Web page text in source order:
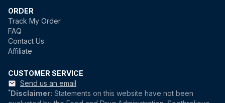
ORDER
Track My Order
FAQ
Contact Us
Affiliate
CUSTOMER SERVICE
Send us an email
*Disclaimer: Statements on this website have not been